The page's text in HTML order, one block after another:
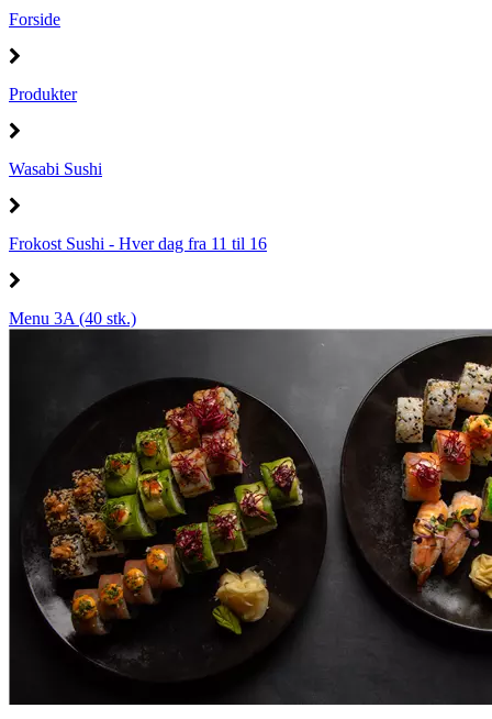
Forside
Produkter
Wasabi Sushi
Frokost Sushi - Hver dag fra 11 til 16
Menu 3A (40 stk.)